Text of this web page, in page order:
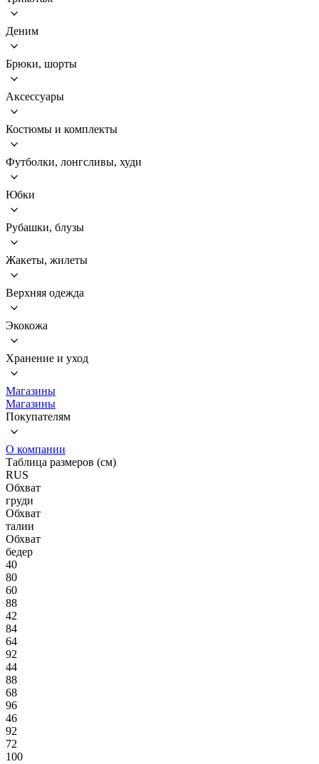
Деним
Брюки, шорты
Аксессуары
Костюмы и комплекты
Футболки, лонгсливы, худи
Юбки
Рубашки, блузы
Жакеты, жилеты
Верхняя одежда
Экокожа
Хранение и уход
Магазины
Магазины
Покупателям
О компании
Таблица размеров (см)
RUS
Обхват
груди
Обхват
талии
Обхват
бедер
40
80
60
88
42
84
64
92
44
88
68
96
46
92
72
100